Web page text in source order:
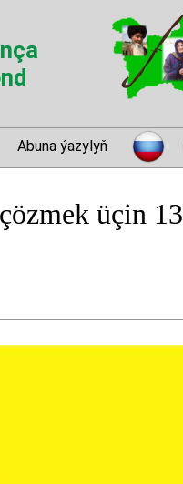
Abuna ýazylyň
üçin 13